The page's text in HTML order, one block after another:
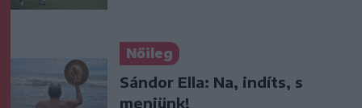
Nőileg
Sándor Ella: Na, indíts, s
menjünk!